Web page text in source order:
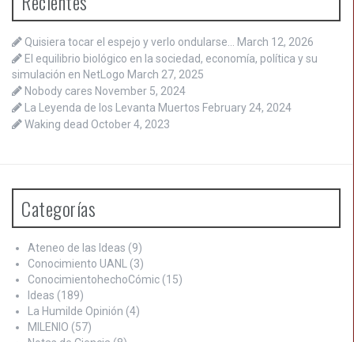
Quisiera tocar el espejo y verlo ondularse…
March 12, 2026
El equilibrio biológico en la sociedad, economía, política y su
simulación en NetLogo March 27, 2025
Nobody cares November 5, 2024
La Leyenda de los Levanta Muertos February 24, 2024
Waking dead October 4, 2023
Categorías
Ateneo de las Ideas (9)
Conocimiento UANL (3)
ConocimientohechoCómic (15)
Ideas (189)
La Humilde Opinión (4)
MILENIO (57)